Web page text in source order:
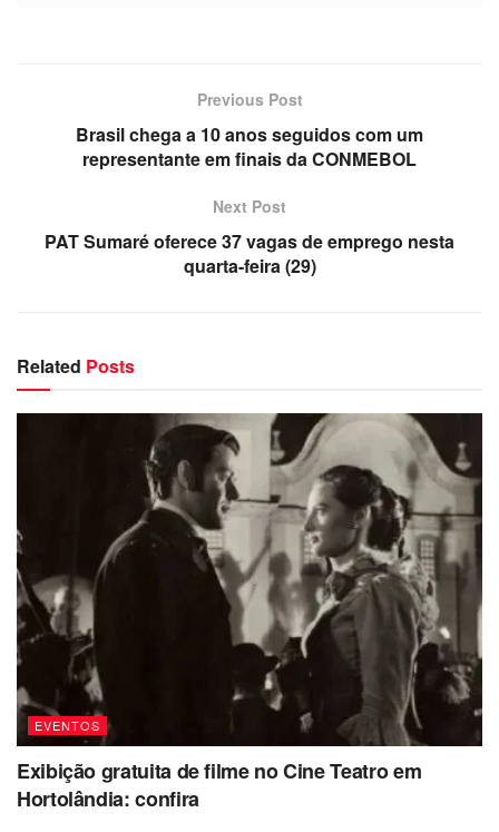
Previous Post
Brasil chega a 10 anos seguidos com um
representante em finais da CONMEBOL
Next Post
PAT Sumaré oferece 37 vagas de emprego nesta
quarta-feira (29)
Related Posts
EVENTOS
Exibição gratuita de filme no Cine Teatro em
Hortolândia: confira